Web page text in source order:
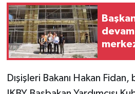
Dışişleri Bakanı Hakan